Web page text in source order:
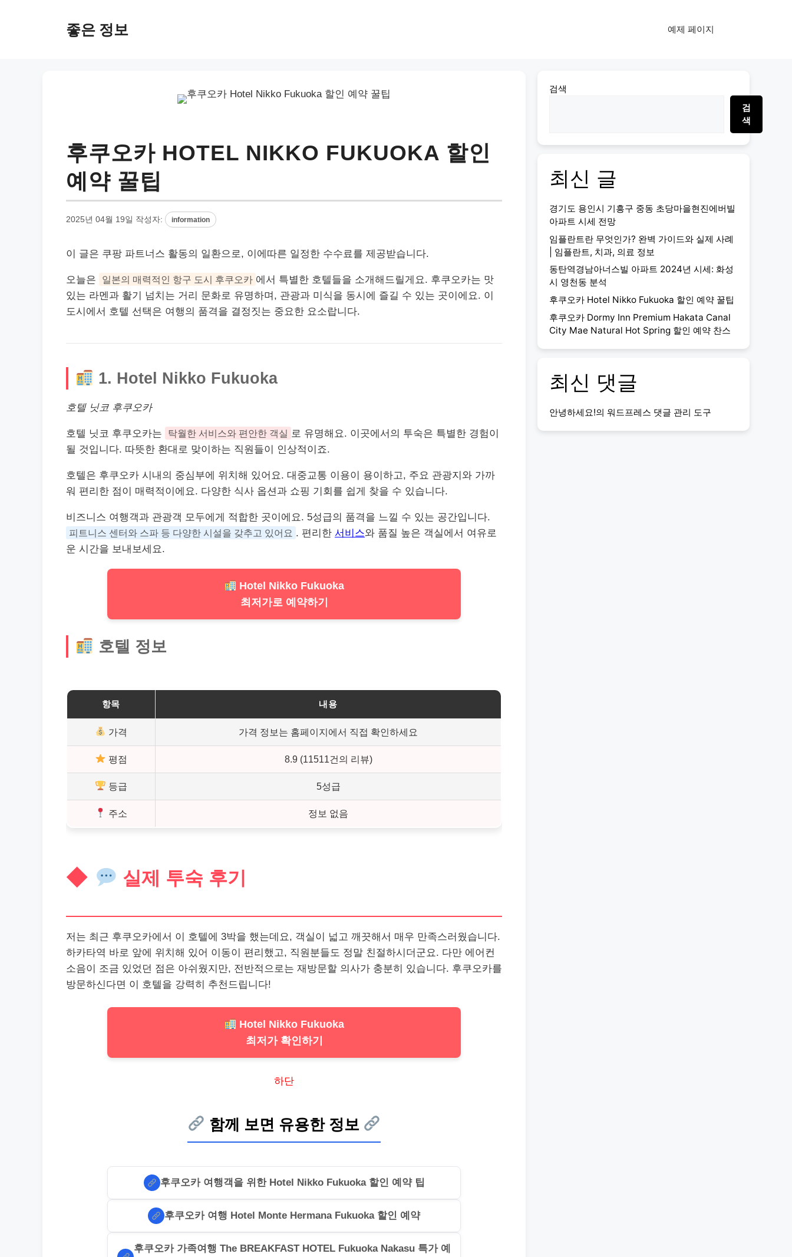
좋은 정보 예제 페이지
후쿠오카 HOTEL NIKKO FUKUOKA 할인
예약 꿀팁
2025년 04월 19일 작성자: information
이 글은 쿠팡 파트너스 활동의 일환으로, 이에따른 일정한 수수료를 제공받습니다.
오늘은 일본의 매력적인 항구 도시 후쿠오카 에서 특별한 호텔들을 소개해드릴게요. 후쿠오카는 맛
있는 라멘과 활기 넘치는 거리 문화로 유명하며, 관광과 미식을 동시에 즐길 수 있는 곳이에요. 이
도시에서 호텔 선택은 여행의 품격을 결정짓는 중요한 요소랍니다.
1. Hotel Nikko Fukuoka
호텔 닛코 후쿠오카
호텔 닛코 후쿠오카는 탁월한 서비스와 편안한 객실 로 유명해요. 이곳에서의 투숙은 특별한 경험이
될 것입니다. 따뜻한 환대로 맞이하는 직원들이 인상적이죠.
호텔은 후쿠오카 시내의 중심부에 위치해 있어요. 대중교통 이용이 용이하고, 주요 관광지와 가까
워 편리한 점이 매력적이에요. 다양한 식사 옵션과 쇼핑 기회를 쉽게 찾을 수 있습니다.
비즈니스 여행객과 관광객 모두에게 적합한 곳이에요. 5성급의 품격을 느낄 수 있는 공간입니다.
피트니스 센터와 스파 등 다양한 시설을 갖추고 있어요 . 편리한 서비스와 품질 높은 객실에서 여유로
운 시간을 보내보세요.
Hotel Nikko Fukuoka
최저가로 예약하기
호텔 정보
항목 내용
가격 가격 정보는 홈페이지에서 직접 확인하세요
평점 8.9 (11511건의 리뷰)
등급 5성급
주소 정보 없음
실제 투숙 후기
저는 최근 후쿠오카에서 이 호텔에 3박을 했는데요, 객실이 넓고 깨끗해서 매우 만족스러웠습니다.
하카타역 바로 앞에 위치해 있어 이동이 편리했고, 직원분들도 정말 친절하시더군요. 다만 에어컨
소음이 조금 있었던 점은 아쉬웠지만, 전반적으로는 재방문할 의사가 충분히 있습니다. 후쿠오카를
방문하신다면 이 호텔을 강력히 추천드립니다!
Hotel Nikko Fukuoka
최저가 확인하기
하단
함께 보면 유용한 정보
후쿠오카 여행객을 위한 Hotel Nikko Fukuoka 할인 예약 팁
후쿠오카 여행 Hotel Monte Hermana Fukuoka 할인 예약
후쿠오카 가족여행 The BREAKFAST HOTEL Fukuoka Nakasu 특가 예
검색
검
색
최신 글
경기도 용인시 기흥구 중동 초당마을현진에버빌
아파트 시세 전망
임플란트란 무엇인가? 완벽 가이드와 실제 사례
| 임플란트, 치과, 의료 정보
동탄역경남아너스빌 아파트 2024년 시세: 화성
시 영천동 분석
후쿠오카 Hotel Nikko Fukuoka 할인 예약 꿀팁
후쿠오카 Dormy Inn Premium Hakata Canal
City Mae Natural Hot Spring 할인 예약 찬스
최신 댓글
안녕하세요!의 워드프레스 댓글 관리 도구